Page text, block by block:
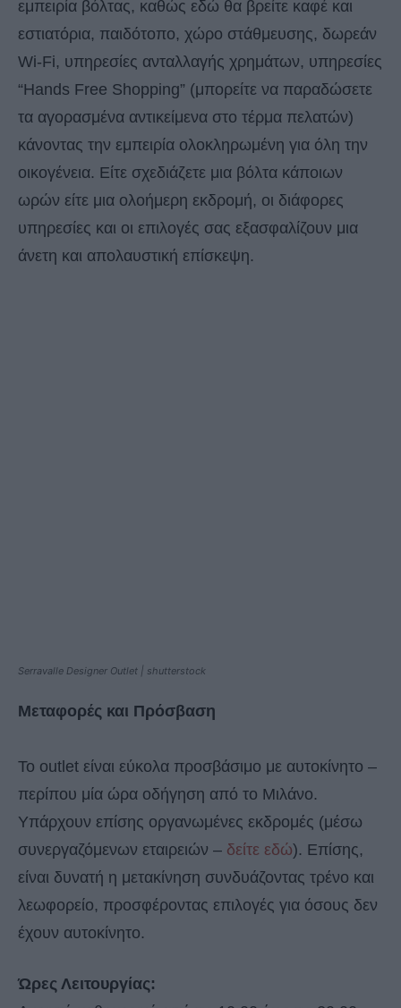
εμπειρία βόλτας, καθώς εδώ θα βρείτε καφέ και
εστιατόρια, παιδότοπο, χώρο στάθμευσης, δωρεάν
Wi-Fi, υπηρεσίες ανταλλαγής χρημάτων, υπηρεσίες
“Hands Free Shopping” (μπορείτε να παραδώσετε
τα αγορασμένα αντικείμενα στο τέρμα πελατών)
κάνοντας την εμπειρία ολοκληρωμένη για όλη την
οικογένεια. Είτε σχεδιάζετε μια βόλτα κάποιων
ωρών είτε μια ολοήμερη εκδρομή, οι διάφορες
υπηρεσίες και οι επιλογές σας εξασφαλίζουν μια
άνετη και απολαυστική επίσκεψη.
Serravalle Designer Outlet | shutterstock
Μεταφορές και Πρόσβαση
Το outlet είναι εύκολα προσβάσιμο με αυτοκίνητο –
περίπου μία ώρα οδήγηση από το Μιλάνο.
Υπάρχουν επίσης οργανωμένες εκδρομές (μέσω
συνεργαζόμενων εταιρειών – δείτε εδώ). Επίσης,
είναι δυνατή η μετακίνηση συνδυάζοντας τρένο και
λεωφορείο, προσφέροντας επιλογές για όσους δεν
έχουν αυτοκίνητο.
Ώρες Λειτουργίας: